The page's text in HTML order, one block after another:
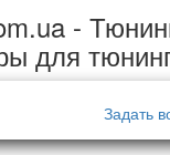
-
для
Задать